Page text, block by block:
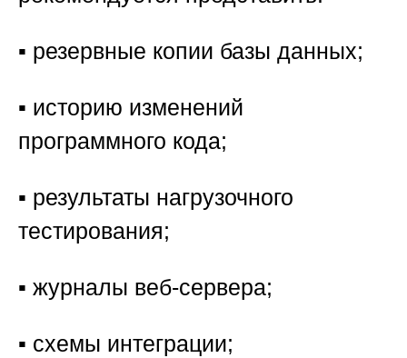
▪️ резервные копии базы данных;
▪️ историю изменений
программного кода;
▪️ результаты нагрузочного
тестирования;
▪️ журналы веб-сервера;
▪️ схемы интеграции;